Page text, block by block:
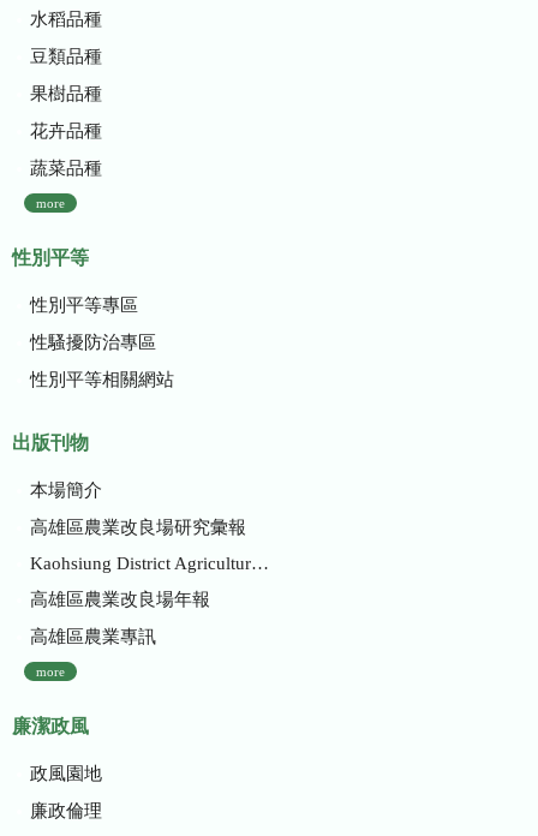
水稻品種
豆類品種
果樹品種
花卉品種
蔬菜品種
more
性別平等
性別平等專區
性騷擾防治專區
性別平等相關網站
出版刊物
本場簡介
高雄區農業改良場研究彙報
Kaohsiung District Agricultural Research and Extension Station
高雄區農業改良場年報
高雄區農業專訊
more
廉潔政風
政風園地
廉政倫理